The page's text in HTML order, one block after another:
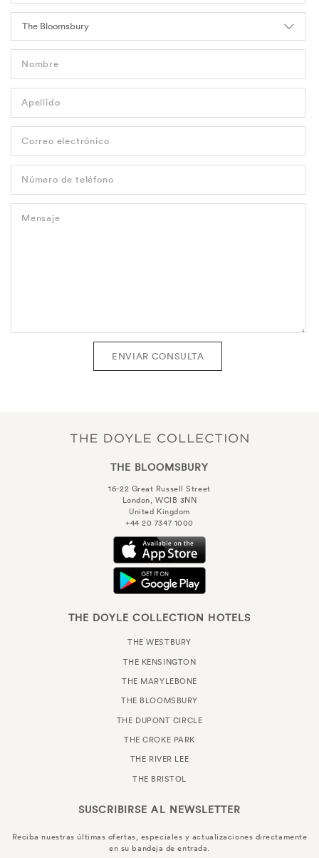
Nombre
Apellido
Correo electrónico
Número de teléfono
Mensaje
ENVIAR CONSULTA
THE BLOOMSBURY
16-22 Great Russell Street
London, WCIB 3NN
United Kingdom
+44 20 7347 1000
THE DOYLE COLLECTION HOTELS
THE WESTBURY
THE KENSINGTON
THE MARYLEBONE
THE BLOOMSBURY
THE DUPONT CIRCLE
THE CROKE PARK
THE RIVER LEE
THE BRISTOL
SUSCRIBIRSE AL NEWSLETTER
Reciba nuestras últimas ofertas, especiales y actualizaciones directamente
en su bandeja de entrada.